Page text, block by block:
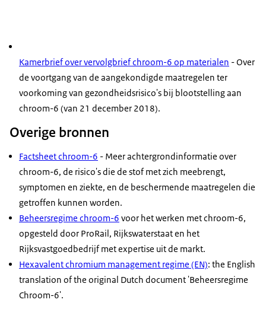
Kamerbrief over vervolgbrief chroom-6 op materialen - Over
de voortgang van de aangekondigde maatregelen ter
voorkoming van gezondheidsrisico's bij blootstelling aan
chroom-6 (van 21 december 2018).
Overige bronnen
Factsheet chroom-6 - Meer achtergrondinformatie over
chroom-6, de risico's die de stof met zich meebrengt,
symptomen en ziekte, en de beschermende maatregelen die
getroffen kunnen worden.
Beheersregime chroom-6 voor het werken met chroom-6,
opgesteld door ProRail, Rijkswaterstaat en het
Rijksvastgoedbedrijf met expertise uit de markt.
Hexavalent chromium management regime (EN): the English
translation of the original Dutch document 'Beheersregime
Chroom-6'.